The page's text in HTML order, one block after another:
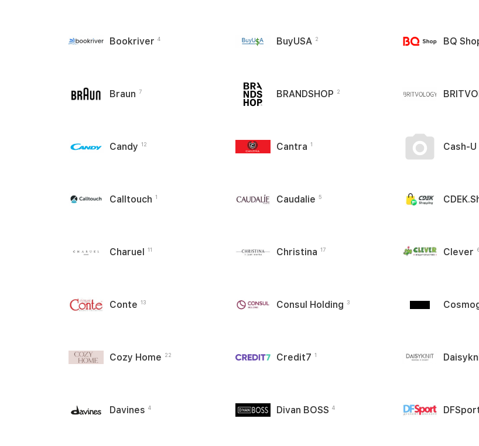
Bookriver 4 BuyUSA 2 BQ
Braun 7 BRANDSHOP 2
Candy 12 Cantra 1 Cash-U
Calltouch 1 Caudalie 5
Charuel 11 Christina 17 Clever
Conte 13 Consul Holding 3
Cozy Home 22 Credit7 1
Davines 4 Divan BOSS 4